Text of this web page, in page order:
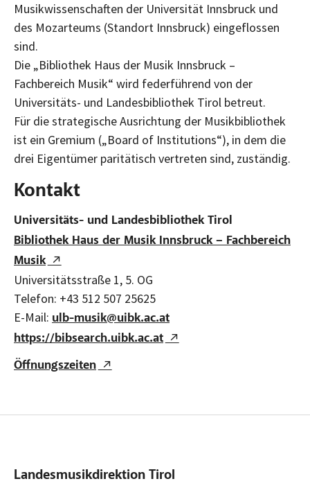
Musikwissenschaften der Universität Innsbruck und
des Mozarteums (Standort Innsbruck) eingeflossen
sind.
Die „Bibliothek Haus der Musik Innsbruck –
Fachbereich Musik“ wird federführend von der
Universitäts- und Landesbibliothek Tirol betreut.
Für die strategische Ausrichtung der Musikbibliothek
ist ein Gremium („Board of Institutions“), in dem die
drei Eigentümer paritätisch vertreten sind, zuständig.
Kontakt
Universitäts- und Landesbibliothek Tirol
Bibliothek Haus der Musik Innsbruck – Fachbereich
Musik
Universitätsstraße 1, 5. OG
Telefon: +43 512 507 25625
E-Mail: ulb-musik@uibk.ac.at
https://bibsearch.uibk.ac.at
Öffnungszeiten
Landesmusikdirektion Tirol